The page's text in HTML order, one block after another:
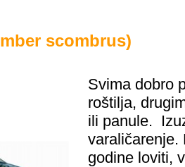
scombrus)
Svima dobro
roštilja,
ili panule.
varaličarenje.
godine loviti,